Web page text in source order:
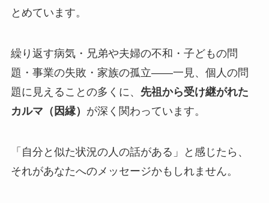
とめています。
繰り返す病気・兄弟や夫婦の不和・子どもの問
題・事業の失敗・家族の孤立——一見、個人の問
題に見えることの多くに、 先祖から受け継がれた
カルマ（因縁） が深く関わっています。
「自分と似た状況の人の話がある」と感じたら、
それがあなたへのメッセージかもしれません。